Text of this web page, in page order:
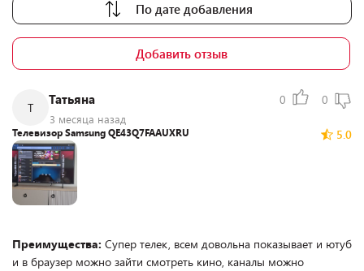
По дате добавления
Добавить отзыв
Т
Татьяна
3 месяца назад
0 0
5.0
Телевизор Samsung QE43Q7FAAUXRU
Преимущества: Супер телек, всем довольна показывает и ютуб
и в браузер можно зайти смотреть кино, каналы можно